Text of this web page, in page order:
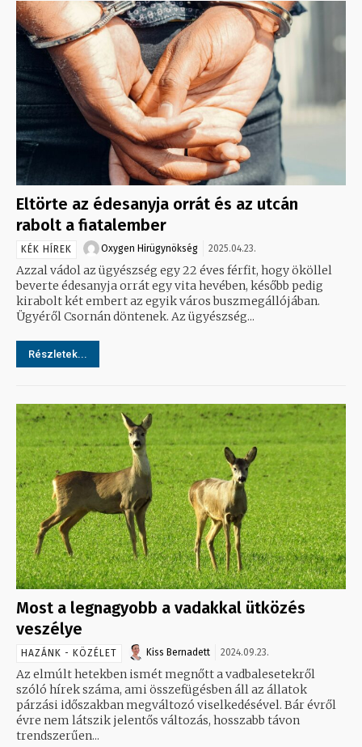
Eltörte az édesanyja orrát és az utcán
rabolt a fiatalember
KÉK HÍREK Oxygen Hirügynökség 2025.04.23.
Azzal vádol az ügyészség egy 22 éves férfit, hogy ököllel
beverte édesanyja orrát egy vita hevében, később pedig
kirabolt két embert az egyik város buszmegállójában.
Ügyéről Csornán döntenek. Az ügyészség...
Részletek...
Most a legnagyobb a vadakkal ütközés
veszélye
HAZÁNK - KÖZÉLET Kiss Bernadett 2024.09.23.
Az elmúlt hetekben ismét megnőtt a vadbalesetekről
szóló hírek száma, ami összefügésben áll az állatok
párzási időszakban megváltozó viselkedésével. Bár évről
évre nem látszik jelentős változás, hosszabb távon
trendszerűen...